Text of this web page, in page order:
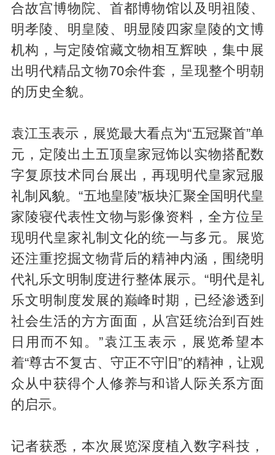
合故宫博物院、首都博物馆以及明祖陵、
明孝陵、明皇陵、明显陵四家皇陵的文博
机构，与定陵馆藏文物相互辉映，集中展
出明代精品文物70余件套，呈现整个明朝
的历史全貌。
袁江玉表示，展览最大看点为“五冠聚首”单
元，定陵出土五顶皇家冠饰以实物搭配数
字复原技术同台展出，再现明代皇家冠服
礼制风貌。“五地皇陵”板块汇聚全国明代皇
家陵寝代表性文物与影像资料，全方位呈
现明代皇家礼制文化的统一与多元。展览
还注重挖掘文物背后的精神内涵，围绕明
代礼乐文明制度进行整体展示。“明代是礼
乐文明制度发展的巅峰时期，已经渗透到
社会生活的方方面面，从宫廷统治到百姓
日用而不知。”袁江玉表示，展览希望本
着“尊古不复古、守正不守旧”的精神，让观
众从中获得个人修养与和谐人际关系方面
的启示。
记者获悉，本次展览深度植入数字科技，